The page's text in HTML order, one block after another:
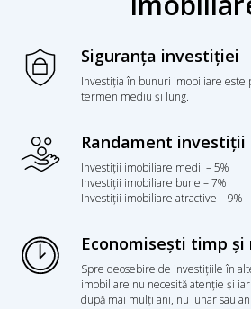
Siguranța investiției
Investiția în bunuri imobiliare este
termen mediu și lung.
Randament investiții
Investiții imobiliare medii – 5%
Investiții imobiliare bune – 7%
Investiții imobiliare atractive – 9%
Economisești timp și
Spre deosebire de investițiile în
imobiliare nu necesită atenție și
după mai mulți ani, nu lunar sau